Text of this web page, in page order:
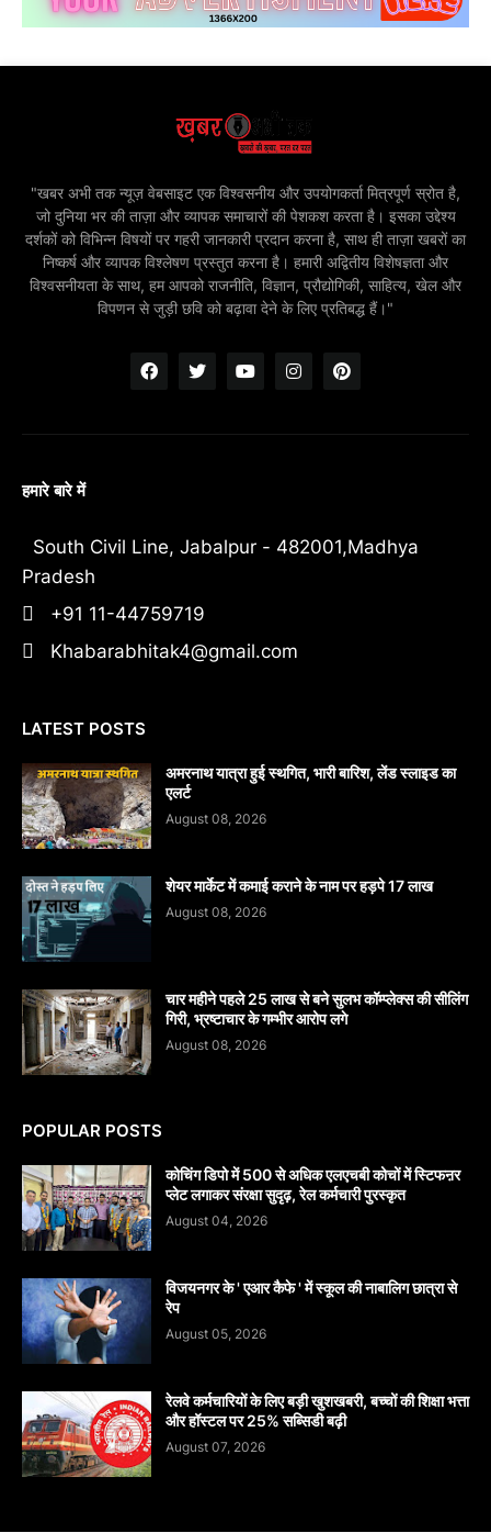
"खबर अभी तक न्यूज़ वेबसाइट एक विश्वसनीय और उपयोगकर्ता मित्रपूर्ण स्रोत है,
जो दुनिया भर की ताज़ा और व्यापक समाचारों की पेशकश करता है। इसका उद्देश्य
दर्शकों को विभिन्न विषयों पर गहरी जानकारी प्रदान करना है, साथ ही ताज़ा खबरों का
निष्कर्ष और व्यापक विश्लेषण प्रस्तुत करना है। हमारी अद्वितीय विशेषज्ञता और
विश्वसनीयता के साथ, हम आपको राजनीति, विज्ञान, प्रौद्योगिकी, साहित्य, खेल और
विपणन से जुड़ी छवि को बढ़ावा देने के लिए प्रतिबद्ध हैं।"
हमारे बारे में
South Civil Line, Jabalpur - 482001,Madhya
Pradesh
+91 11-44759719
Khabarabhitak4@gmail.com
LATEST POSTS
अमरनाथ यात्रा हुई स्थगित, भारी बारिश, लेंड स्लाइड का
एलर्ट
August 08, 2026
शेयर मार्केट में कमाई कराने के नाम पर हड़पे 17 लाख
August 08, 2026
चार महीने पहले 25 लाख से बने सुलभ कॉम्प्लेक्स की सीलिंग
गिरी, भ्रष्टाचार के गम्भीर आरोप लगे
August 08, 2026
POPULAR POSTS
कोचिंग डिपो में 500 से अधिक एलएचबी कोचों में स्टिफऩर
प्लेट लगाकर संरक्षा सुदृढ़, रेल कर्मचारी पुरस्कृत
August 04, 2026
विजयनगर के ' एआर कैफे ' में स्कूल की नाबालिग छात्रा से
रेप
August 05, 2026
रेलवे कर्मचारियों के लिए बड़ी खुशखबरी, बच्चों की शिक्षा भत्ता
और हॉस्टल पर 25% सब्सिडी बढ़ी
August 07, 2026